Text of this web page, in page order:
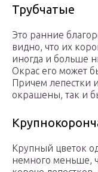
Трубчатые
Это ранние
видно, что их
иногда и больше
Окрас его может
Причем лепестки
окрашены, так и
Крупный цветок
немного меньше,